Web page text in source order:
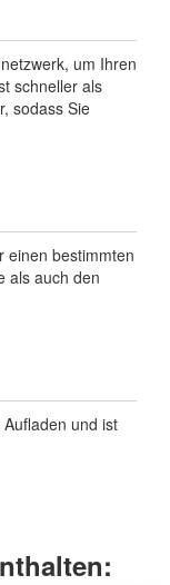
um Ihren
schneller als
sodass Sie
einen bestimmten
als auch den
und ist